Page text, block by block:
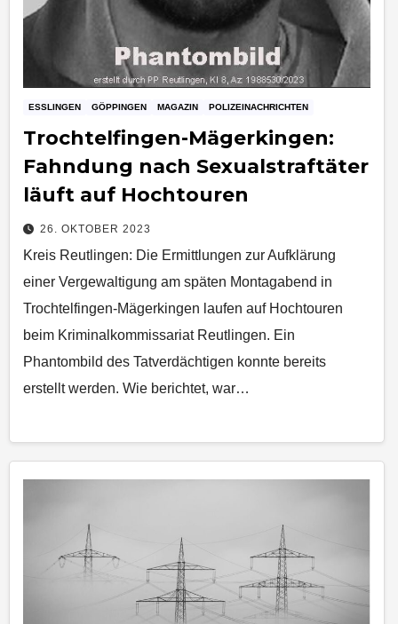
ESSLINGEN GÖPPINGEN MAGAZIN POLIZEINACHRICHTEN
Trochtelfingen-Mägerkingen:
Fahndung nach Sexualstraftäter
läuft auf Hochtouren
26. OKTOBER 2023
Kreis Reutlingen: Die Ermittlungen zur Aufklärung
einer Vergewaltigung am späten Montagabend in
Trochtelfingen-Mägerkingen laufen auf Hochtouren
beim Kriminalkommissariat Reutlingen. Ein
Phantombild des Tatverdächtigen konnte bereits
erstellt werden. Wie berichtet, war…